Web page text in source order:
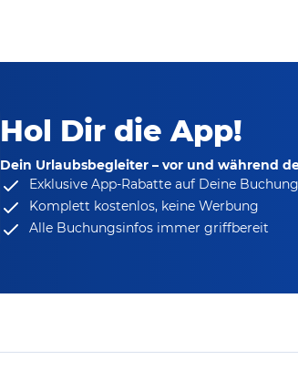
Hol Dir die App!
Dein Urlaubsbegleiter – vor und während
Exklusive App-Rabatteauf Deine
Komplett kostenlos, keine Werbung
Alle Buchungsinfos immer griffbereit